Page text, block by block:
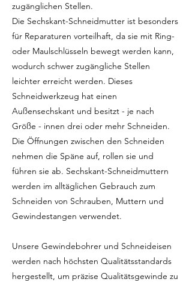
zugänglichen Stellen.
Die Sechskant-Schneidmutter ist besonders
für Reparaturen vorteilhaft, da sie mit Ring-
oder Maulschlüsseln bewegt werden kann,
wodurch schwer zugängliche Stellen
leichter erreicht werden. Dieses
Schneidwerkzeug hat einen
Außensechskant und besitzt - je nach
Größe - innen drei oder mehr Schneiden.
Die Öffnungen zwischen den Schneiden
nehmen die Späne auf, rollen sie und
führen sie ab. Sechskant-Schneidmuttern
werden im alltäglichen Gebrauch zum
Schneiden von Schrauben, Muttern und
Gewindestangen verwendet.
Unsere Gewindebohrer und Schneideisen
werden nach höchsten Qualitätsstandards
hergestellt, um präzise Qualitätsgewinde zu